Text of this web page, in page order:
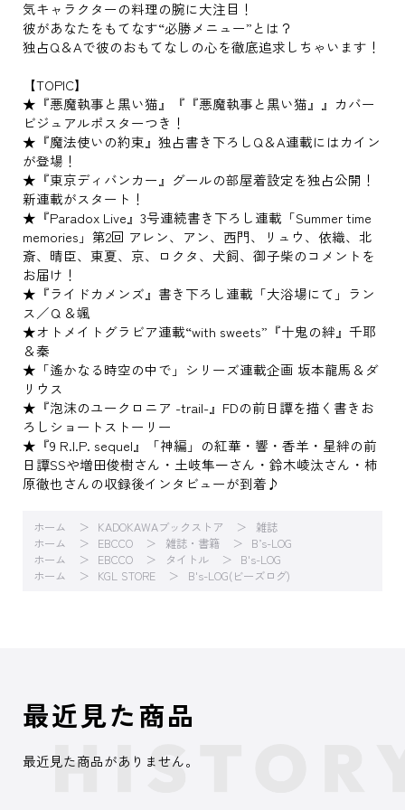
気キャラクターの料理の腕に大注目！
彼があなたをもてなす“必勝メニュー”とは？
独占Q＆Aで彼のおもてなしの心を徹底追求しちゃいます！
【TOPIC】
★『悪魔執事と黒い猫』『『悪魔執事と黒い猫』』カバー
ビジュアルポスターつき！
★『魔法使いの約束』独占書き下ろしQ＆A連載にはカイン
が登場！
★『東京ディバンカー』グールの部屋着設定を独占公開！
新連載がスタート！
★『Paradox Live』3号連続書き下ろし連載「Summer time
memories」第2回 アレン、アン、西門、リュウ、依織、北
斎、晴臣、東夏、京、ロクタ、犬飼、御子柴のコメントを
お届け！
★『ライドカメンズ』書き下ろし連載「大浴場にて」ラン
ス／Ｑ＆颯
★オトメイトグラビア連載“with sweets”『十鬼の絆』千耶
＆秦
★「遙かなる時空の中で」シリーズ連載企画 坂本龍馬＆ダ
リウス
★『泡沫のユークロニア -trail-』FDの前日譚を描く書きお
ろしショートストーリー
★『9 R.I.P. sequel』「神編」の紅華・響・香羊・星絆の前
日譚SSや増田俊樹さん・土岐隼一さん・鈴木崚汰さん・柿
原徹也さんの収録後インタビューが到着♪
ホーム KADOKAWAブックストア
雑誌
ホーム
EBCCO 雑誌・書籍
B’s-LOG
ホーム
EBCCO タイトル
B's-LOG
ホーム
KGL STORE B's-LOG(ビーズログ)
最近見た商品
最近見た商品がありません。